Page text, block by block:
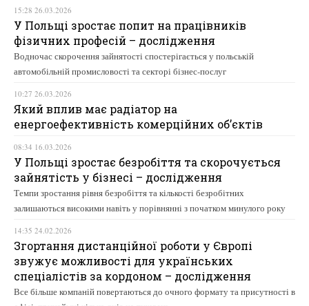
15:28 26.03.2026
У Польщі зростає попит на працівників
фізичних професій – дослідження
Водночас скорочення зайнятості спостерігається у польській
автомобільній промисловості та секторі бізнес-послуг
10:27 26.03.2026
Який вплив має радіатор на
енергоефективність комерційних об’єктів
08:34 16.03.2026
У Польщі зростає безробіття та скорочується
зайнятість у бізнесі – дослідження
Темпи зростання рівня безробіття та кількості безробітних
залишаються високими навіть у порівнянні з початком минулого року
14:35 24.02.2026
Згортання дистанційної роботи у Європі
звужує можливості для українських
спеціалістів за кордоном – дослідження
Все більше компаній повертаються до очного формату та присутності в